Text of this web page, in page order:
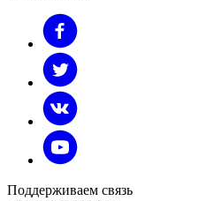
Поддерживаем связь